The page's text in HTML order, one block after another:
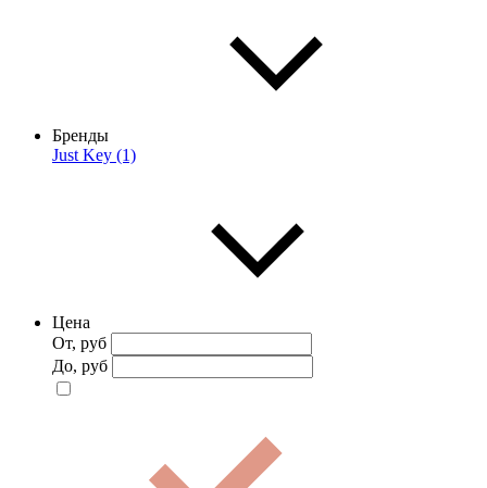
Бренды
Just Key (1)
Цена
От, руб
До, руб